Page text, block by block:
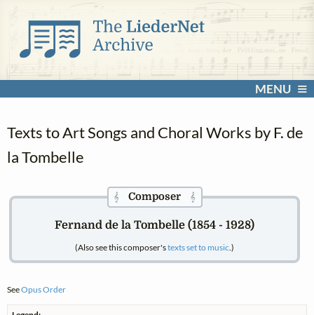
MENU
Texts to Art Songs and Choral Works by F. de
la Tombelle
𝄞Composer 𝄞
Fernand de la Tombelle (1854 - 1928)
(Also see this composer'stexts set to music.)
SeeOpus Order